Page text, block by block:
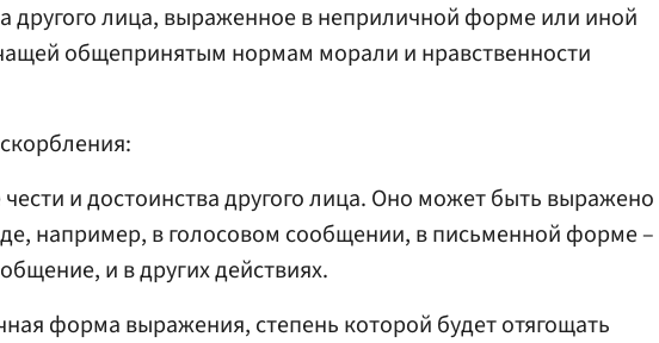
другого лица, выраженное в неприличной форме или иной
общепринятым нормам морали и нравственности
и достоинства другого лица. Оно может быть выражено
например, в голосовом сообщении, в письменной форме –
и в других действиях.
форма выражения, степень которой будет отягощать